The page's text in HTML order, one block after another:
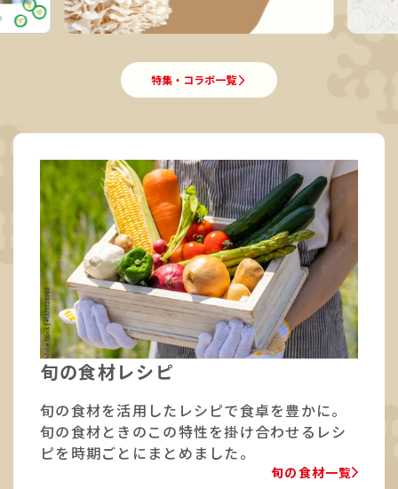
特集・コラボ一覧
旬の食材レシピ
旬の食材を活用したレシピで食卓を豊かに。
旬の食材ときのこの特性を掛け合わせるレシ
ピを時期ごとにまとめました。
旬の食材一覧